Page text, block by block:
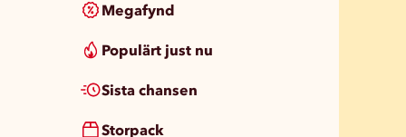
Megafynd
Populärt just nu
Sista chansen
Storpack